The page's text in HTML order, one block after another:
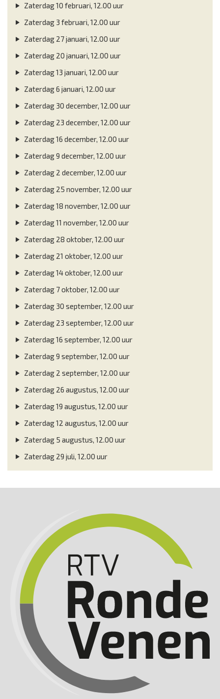
Zaterdag 10 februari, 12.00 uur
Zaterdag 3 februari, 12.00 uur
Zaterdag 27 januari, 12.00 uur
Zaterdag 20 januari, 12.00 uur
Zaterdag 13 januari, 12.00 uur
Zaterdag 6 januari, 12.00 uur
Zaterdag 30 december, 12.00 uur
Zaterdag 23 december, 12.00 uur
Zaterdag 16 december, 12.00 uur
Zaterdag 9 december, 12.00 uur
Zaterdag 2 december, 12.00 uur
Zaterdag 25 november, 12.00 uur
Zaterdag 18 november, 12.00 uur
Zaterdag 11 november, 12.00 uur
Zaterdag 28 oktober, 12.00 uur
Zaterdag 21 oktober, 12.00 uur
Zaterdag 14 oktober, 12.00 uur
Zaterdag 7 oktober, 12.00 uur
Zaterdag 30 september, 12.00 uur
Zaterdag 23 september, 12.00 uur
Zaterdag 16 september, 12.00 uur
Zaterdag 9 september, 12.00 uur
Zaterdag 2 september, 12.00 uur
Zaterdag 26 augustus, 12.00 uur
Zaterdag 19 augustus, 12.00 uur
Zaterdag 12 augustus, 12.00 uur
Zaterdag 5 augustus, 12.00 uur
Zaterdag 29 juli, 12.00 uur